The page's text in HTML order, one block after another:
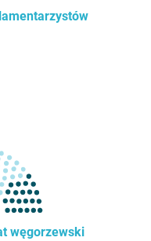
węgorzewski